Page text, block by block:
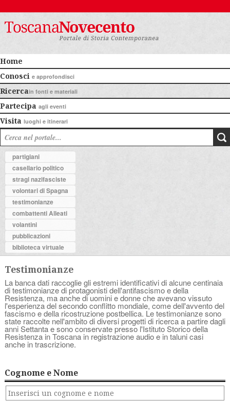
Home
Conosci e approfondisci
Ricercain fonti e materiali
Partecipa agli eventi
Visita luoghi e itinerari
partigiani
casellario politico
stragi nazifasciste
volontari di Spagna
testimonianze
combattenti Alleati
volantini
pubblicazioni
biblioteca virtuale
Testimonianze
La banca dati raccoglie gli estremi identificativi di alcune centinaia
di testimonianze di protagonisti dell'antifascismo e della
Resistenza, ma anche di uomini e donne che avevano vissuto
l'esperienza del secondo conflitto mondiale, come dell'avvento del
fascismo e della ricostruzione postbellica. Le testimonianze sono
state raccolte nell'ambito di diversi progetti di ricerca a partire dagli
anni Settanta e sono conservate presso l'Istituto Storico della
Resistenza in Toscana in registrazione audio e in taluni casi
anche in trascrizione.
Cognome e Nome